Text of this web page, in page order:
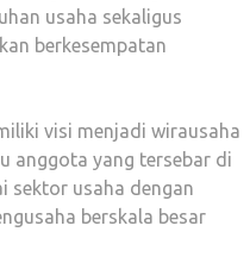
usaha sekaligus
berkesempatan
visi menjadi wirausaha
anggota yang tersebar di
sektor usaha dengan
berskala besar